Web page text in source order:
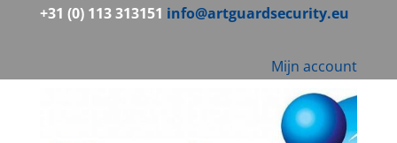
+31 (0) 113 313151 info@artguardsecurity.eu
Mijn account